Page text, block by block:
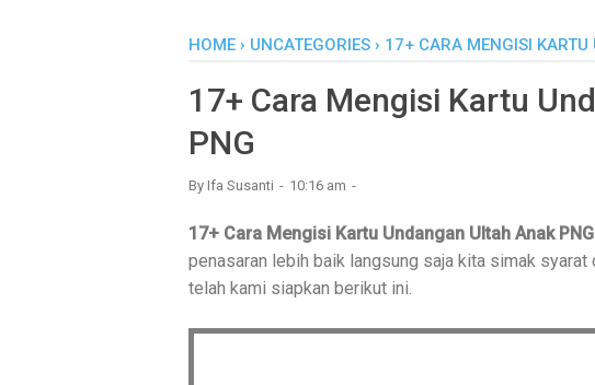
HOME › UNCATEGORIES › 17+ CARA MENGISI
17+ Cara Mengisi Kartu
PNG
By Ifa Susanti 10:16 am
17+ Cara Mengisi Kartu Undangan Ultah Anak PNG
penasaran lebih baik langsung saja kita simak
telah kami siapkan berikut ini.